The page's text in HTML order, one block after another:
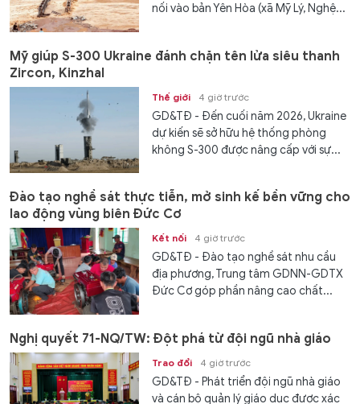
nối vào bản Yên Hòa (xã Mỹ Lý, Nghệ...
Mỹ giúp S-300 Ukraine đánh chặn tên lửa siêu thanh
Zircon, Kinzhal
Thế giới 4 giờ trước
GD&TĐ - Đến cuối năm 2026, Ukraine
dự kiến ​​sẽ sở hữu hệ thống phòng
không S-300 được nâng cấp với sự...
Đào tạo nghề sát thực tiễn, mở sinh kế bền vững cho
lao động vùng biên Đức Cơ
Kết nối 4 giờ trước
GD&TĐ - Đào tạo nghề sát nhu cầu
địa phương, Trung tâm GDNN-GDTX
Đức Cơ góp phần nâng cao chất...
Nghị quyết 71-NQ/TW: Đột phá từ đội ngũ nhà giáo
Trao đổi 4 giờ trước
GD&TĐ - Phát triển đội ngũ nhà giáo
và cán bộ quản lý giáo dục được xác